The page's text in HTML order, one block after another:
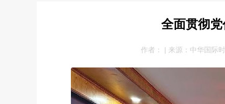
全面贯彻
作者： | 来源：中华国际